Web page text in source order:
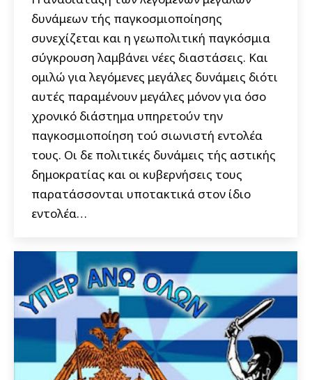
δυνάμεων τής παγκοσμιοποίησης
συνεχίζεται και η γεωπολιτική παγκόσμια
σύγκρουση λαμβάνει νέες διαστάσεις. Και
ομιλώ για λεγόμενες μεγάλες δυνάμεις διότι
αυτές παραμένουν μεγάλες μόνον για όσο
χρονικό διάστημα υπηρετούν την
παγκοσμιοποίηση τού σιωνιστή εντολέα
τους. Οι δε πολιτικές δυνάμεις τής αστικής
δημοκρατίας και οι κυβερνήσεις τους
παρατάσσονται υποτακτικά στον ίδιο
εντολέα…